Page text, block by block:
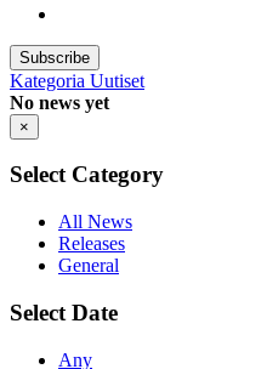
Subscribe
Kategoria Uutiset
No news yet
×
Select Category
All News
Releases
General
Select Date
Any